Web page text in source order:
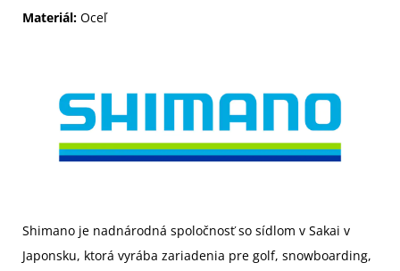
Materiál: Oceľ
Shimano je nadnárodná spoločnosť so sídlom v Sakai v
Japonsku, ktorá vyrába zariadenia pre golf, snowboarding,